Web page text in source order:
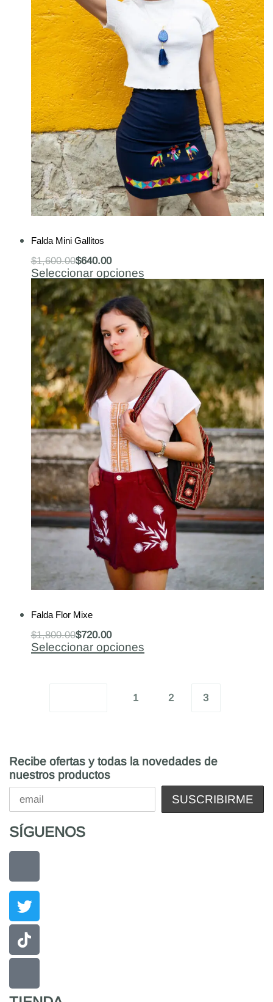
Falda Mini Gallitos
$1,600.00$640.00
Seleccionar opciones
Falda Flor Mixe
$1,800.00$720.00
Seleccionar opciones
1 2 3
Recibe ofertas y todas la novedades de
nuestros productos
SÍGUENOS